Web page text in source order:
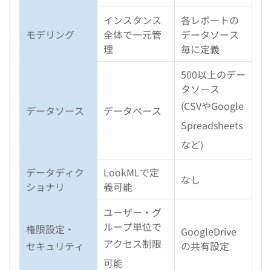
モデリング
インスタンス
全体で一元管
理
各レポートの
データソース
毎に定義
データソース データベース
500以上のデー
タソース
(CSVやGoogle
Spreadsheets
など)
データディク
ショナリ
LookMLで定
義可能
なし
権限設定・
セキュリティ
ユーザー・グ
ループ単位で
アクセス制限
可能
GoogleDrive
の共有設定